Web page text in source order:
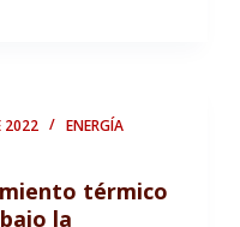
2022
ENERGÍA
térmico
la